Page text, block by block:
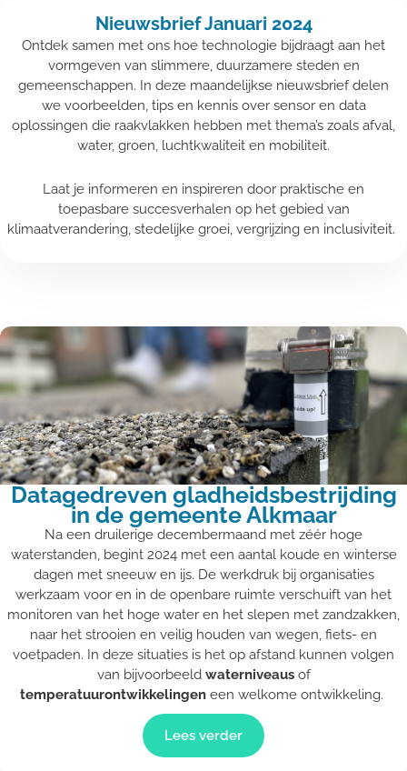
Nieuwsbrief Januari 2024
Ontdek samen met ons hoe technologie bijdraagt aan het
vormgeven van slimmere, duurzamere steden en
gemeenschappen. In deze maandelijkse nieuwsbrief delen
we voorbeelden, tips en kennis over sensor en data
oplossingen die raakvlakken hebben met thema’s zoals afval,
water, groen, luchtkwaliteit en mobiliteit.
Laat je informeren en inspireren door praktische en
toepasbare succesverhalen op het gebied van
klimaatverandering, stedelijke groei, vergrijzing en inclusiviteit.
Datagedreven gladheidsbestrijding
in de gemeente Alkmaar
Na een druilerige decembermaand met zéér hoge
waterstanden, begint 2024 met een aantal koude en winterse
dagen met sneeuw en ijs. De werkdruk bij organisaties
werkzaam voor en in de openbare ruimte verschuift van het
monitoren van het hoge water en het slepen met zandzakken,
naar het strooien en veilig houden van wegen, fiets- en
voetpaden. In deze situaties is het op afstand kunnen volgen
van bijvoorbeeld waterniveaus of
temperatuurontwikkelingen een welkome ontwikkeling.
Lees verder